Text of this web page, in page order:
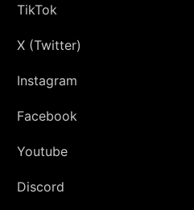
TikTok
X (Twitter)
Instagram
Facebook
Youtube
Discord